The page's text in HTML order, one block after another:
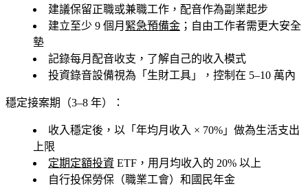
建議保留正職或兼職工作，配音作為副業起步
建立至少 9 個月 緊急預備金 ；自由工作者需更大安全
墊
記錄每月配音收支，了解自己的收入模式
投資錄音設備視為「生財工具」，控制在 5–10 萬內
穩定接案期（3–8 年）：
收入穩定後，以「年均月收入 × 70%」做為生活支出
上限
定期定額投資 ETF，用月均收入的 20% 以上
自行投保勞保（職業工會）和國民年金